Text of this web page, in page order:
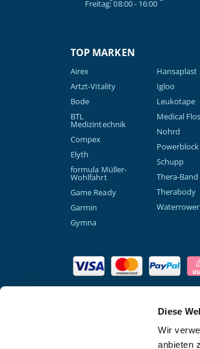
Diese
Wir
anbieten
Freitag: 08:00 - 16:00
TOP MARKEN
Airex
Artzt-Vitality
Bode
BTL
Medizintechnik
Compex
Elyth
formula Müller-
Wohlfahrt
Game Ready
Garmin
Gymna
Hansaplast
Igloo
Leukotape
Medical
Nohrd
Powerblock
Schupp
Thera-Band
Therabody
Waterrower